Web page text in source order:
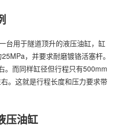
台用于隧道顶升的液压油缸，缸
，并要求耐磨镀铬活塞杆。
。而同样缸径但行程只有500mm
。这就是行程长度和压力要求带
压油缸